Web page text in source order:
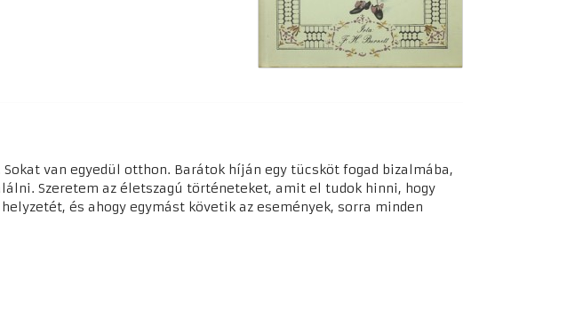
van egyedül otthon. Barátok híján egy tücsköt fogad bizalmába,
Szeretem az életszagú történeteket, amit el tudok hinni, hogy
és ahogy egymást követik az események, sorra minden